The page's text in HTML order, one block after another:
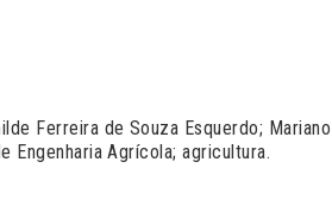
Ferreira de Souza Esquerdo;
Engenharia Agrícola; agricultura.